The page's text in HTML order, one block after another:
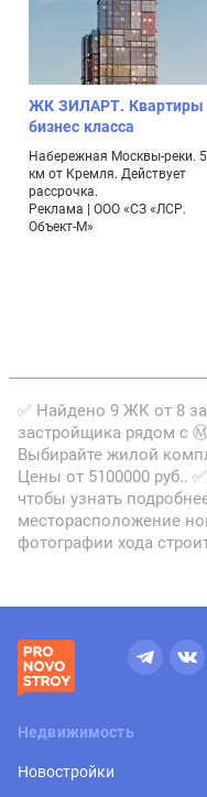
ЖК ЗИЛАРТ. Квартиры
бизнес класса
Набережная Москвы-реки. 5
км от Кремля. Действует
рассрочка.
Реклама | ООО «СЗ «ЛСР.
Объект-М»
✅ Найдено 9 ЖК от 8
застройщика рядом с
Выбирайте жилой
Цены от 5100000 руб..
чтобы узнать
месторасположение
фотографии хода
Недвижимость
Новостройки